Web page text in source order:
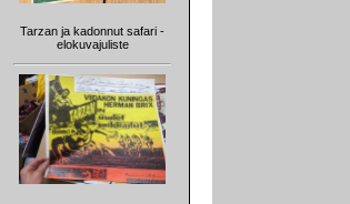
Tarzan ja kadonnut safari -
elokuvajuliste